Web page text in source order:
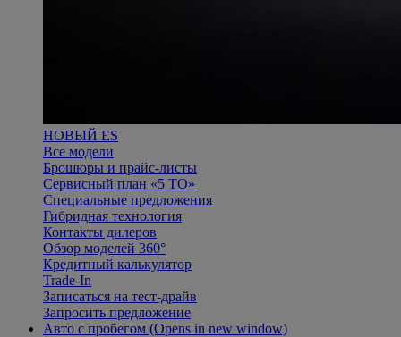
НОВЫЙ ES
Все модели
Брошюры и прайс-листы
Сервисный план «5 ТО»
Специальные предложения
Гибридная технология
Контакты дилеров
Обзор моделей 360°
Кредитный калькулятор
Trade-In
Записаться на тест-драйв
Запросить предложение
Авто с пробегом (Opens in new window)